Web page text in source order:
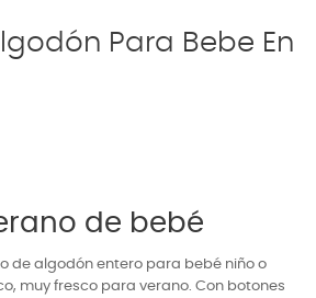
Para Bebe En
de bebé
de algodón entero para bebé niño o
muy fresco para verano. Con botones